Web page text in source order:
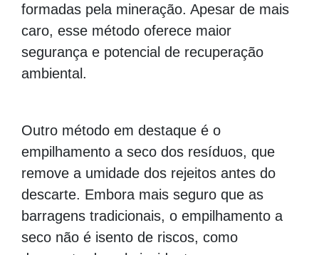
formadas pela mineração. Apesar de mais
caro, esse método oferece maior
segurança e potencial de recuperação
ambiental.
Outro método em destaque é o
empilhamento a seco dos resíduos, que
remove a umidade dos rejeitos antes do
descarte. Embora mais seguro que as
barragens tradicionais, o empilhamento a
seco não é isento de riscos, como